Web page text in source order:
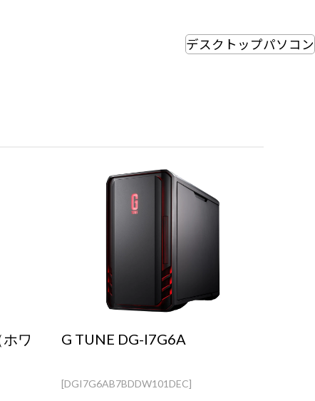
デスクトップパソコン
ワ
G TUNE DG-I7G6A
[DGI7G6AB7BDDW101DEC]